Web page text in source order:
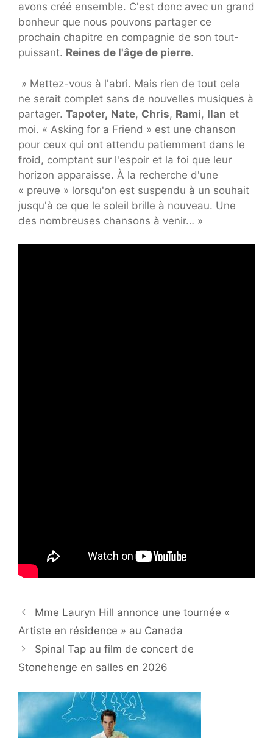
avons créé ensemble. C'est donc avec un grand
bonheur que nous pouvons partager ce
prochain chapitre en compagnie de son tout-
puissant. Reines de l'âge de pierre.
» Mettez-vous à l'abri. Mais rien de tout cela
ne serait complet sans de nouvelles musiques à
partager. Tapoter, Nate, Chris, Rami, Ilan et
moi. « Asking for a Friend » est une chanson
pour ceux qui ont attendu patiemment dans le
froid, comptant sur l'espoir et la foi que leur
horizon apparaisse. À la recherche d'une
« preuve » lorsqu'on est suspendu à un souhait
jusqu'à ce que le soleil brille à nouveau. Une
des nombreuses chansons à venir… »
Mme Lauryn Hill annonce une tournée «
Artiste en résidence » au Canada
Spinal Tap au film de concert de
Stonehenge en salles en 2026